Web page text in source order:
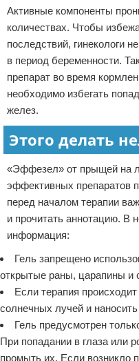
Активные компоненты
количествах. Чтобы
последствий, гинекологи
в период беременности.
препарат во время
необходимо избегать
желез.
Этого делать
«Эффезел» от прыщей на
эффективных препаратов
перед началом терапии
и прочитать аннотацию. В
информация:
Гель запрещено
открытые раны, царапины и
Если терапия
солнечных лучей и
Гель предусмотрен
При попадании в глаза или
промыть их. Если возникло